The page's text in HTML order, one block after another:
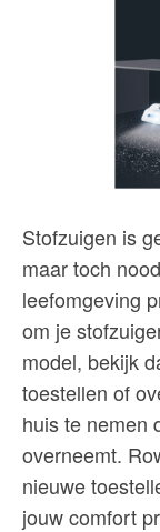
Stofzuigen is
maar toch
leefomgeving
om je
model, bekijk
toestellen of
huis te nemen
overneemt.
nieuwe
jouw comfort